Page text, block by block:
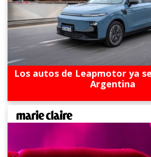
Los autos de Leapmotor ya
Argentina